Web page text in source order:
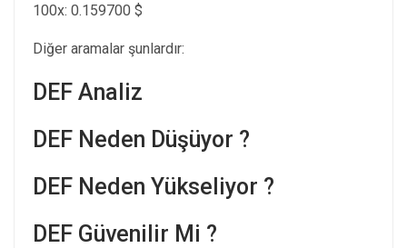
100x: 0.159700 $
Diğer aramalar şunlardır:
DEF Analiz
DEF Neden Düşüyor ?
DEF Neden Yükseliyor ?
DEF Güvenilir Mi ?